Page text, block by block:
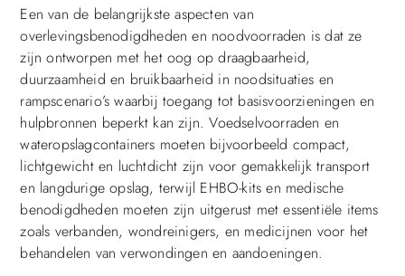
Een van de belangrijkste aspecten van
overlevingsbenodigdheden en noodvoorraden is dat ze
zijn ontworpen met het oog op draagbaarheid,
duurzaamheid en bruikbaarheid in noodsituaties en
rampscenario’s waarbij toegang tot basisvoorzieningen en
hulpbronnen beperkt kan zijn. Voedselvoorraden en
wateropslagcontainers moeten bijvoorbeeld compact,
lichtgewicht en luchtdicht zijn voor gemakkelijk transport
en langdurige opslag, terwijl EHBO-kits en medische
benodigdheden moeten zijn uitgerust met essentiële items
zoals verbanden, wondreinigers, en medicijnen voor het
behandelen van verwondingen en aandoeningen.